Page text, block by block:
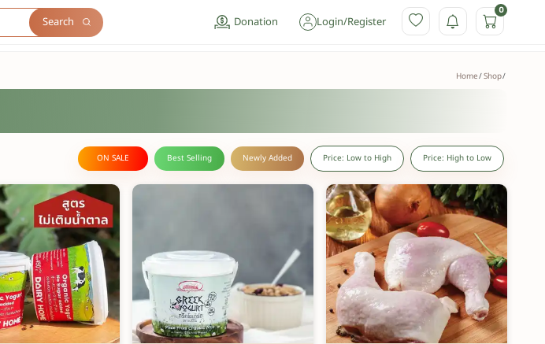
Search Donation Login/Register
0
Home Shop
ON SALE Best Selling Newly Added Price: Low to High Price: High to Low